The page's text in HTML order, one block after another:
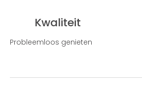
Kwaliteit
Probleemloos genieten